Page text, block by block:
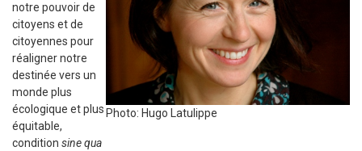
notre pouvoir de
citoyens et de
citoyennes pour
réaligner notre
destinée vers un
monde plus
écologique et plus
équitable,
condition sine qua
Photo: Hugo Latulippe